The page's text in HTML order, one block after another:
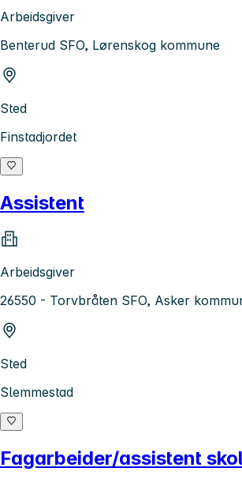
Arbeidsgiver
Benterud SFO, Lørenskog kommune
Sted
Finstadjordet
Assistent
Arbeidsgiver
26550 - Torvbråten SFO, Asker
Sted
Slemmestad
Fagarbeider/assistent